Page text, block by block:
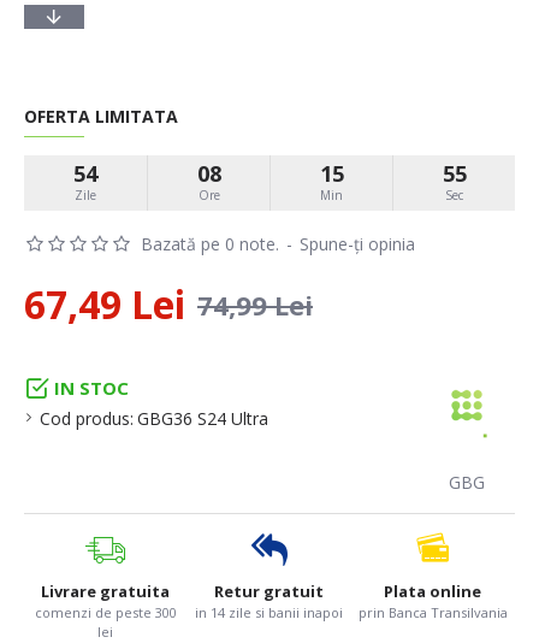
IN STOC
Cod produs: GBG36 S24 Ultra
GBG
Bazată pe 0 note. - Spune-ţi opinia
OFERTA LIMITATA
54
Zile
08
Ore
15
Min
54
Sec
67,49 Lei 74,99 Lei
Livrare gratuita
comenzi de peste 300
lei
Retur gratuit
in 14 zile si banii inapoi
Plata online
prin Banca Transilvania